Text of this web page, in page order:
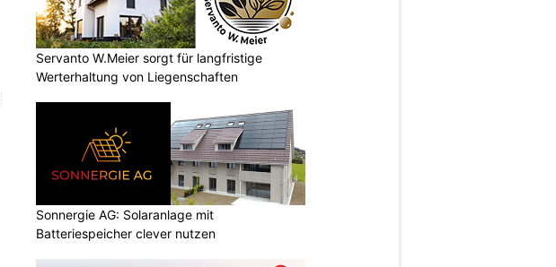
Servanto W.Meier sorgt für langfristige
Werterhaltung von Liegenschaften
Sonnergie AG: Solaranlage mit
Batteriespeicher clever nutzen